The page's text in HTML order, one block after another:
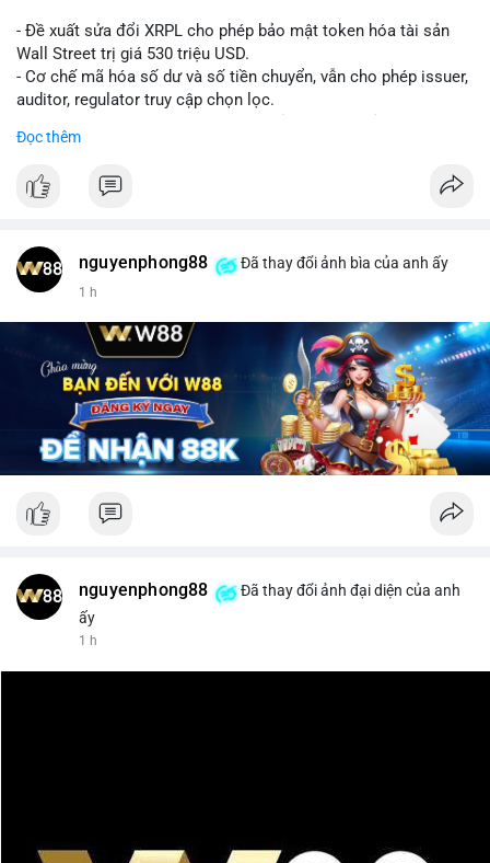
- Đề xuất sửa đổi XRPL cho phép bảo mật token hóa tài sản
Wall Street trị giá 530 triệu USD.
- Cơ chế mã hóa số dư và số tiền chuyển, vẫn cho phép issuer,
auditor, regulator truy cập chọn lọc.
tài chính.
chức tài chính.
$xrp
#titanbot
📰 Nguồn: CoinDesk
Đọc thêm
nguyenphong88 Đã thay đổi ảnh bìa của anh ấy
1 h
nguyenphong88
Đã thay đổi ảnh đại diện của anh
ấy
1 h